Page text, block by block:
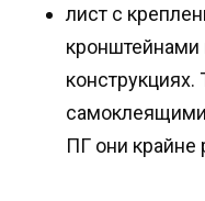
лист с
кронштейнами
конструкциях.
ПГ они крайне